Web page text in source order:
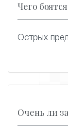
Чего
Острых
Очень ли